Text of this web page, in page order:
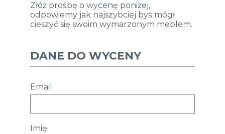
Złóż prośbę o wycenę poniżej,
odpowiemy jak najszybciej byś mógł
cieszyć się swoim wymarzonym meblem.
DANE DO WYCENY
Email:
Imię: